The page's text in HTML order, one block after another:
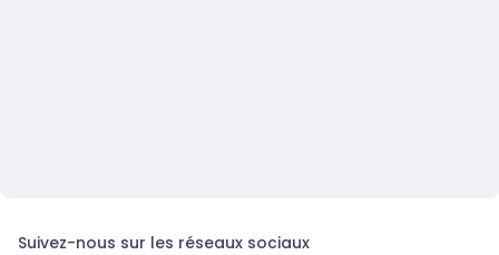
Suivez-nous sur les réseaux sociaux